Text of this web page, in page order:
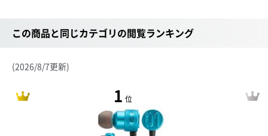
この商品と同じカテゴリの閲覧ランキング
(2026/8/7更新)
1 位